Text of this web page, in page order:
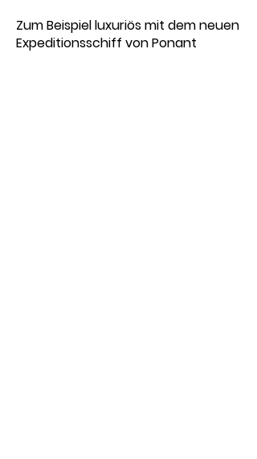
Zum Beispiel luxuriös mit dem neuen
Expeditionsschiff von Ponant